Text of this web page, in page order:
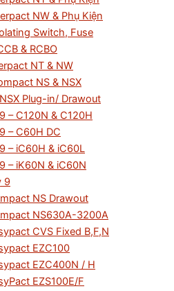
NW & Phụ Kiện
Switch, Fuse
& RCBO
NT & NW
NS & NSX
Plug-in/ Drawout
– C120N & C120H
– C60H DC
– iC60H & iC60L
– iK60N & iC60N
9
NS Drawout
NS630A-3200A
CVS Fixed B,F,N
EZC100
EZC400N / H
EZS100E/F